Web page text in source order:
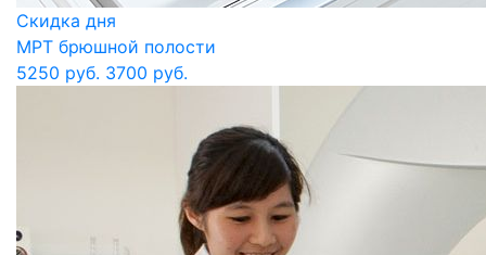
Скидка дня
МРТ брюшной полости
5250 руб. 3700 руб.